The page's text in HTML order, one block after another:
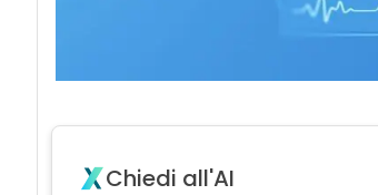
Chiedi all'AI